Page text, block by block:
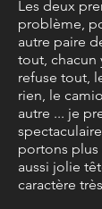
Les deux
problème,
autre paire
tout, chacun
refuse tout,
rien, le
autre ... je
portons
aussi jolie
caractère